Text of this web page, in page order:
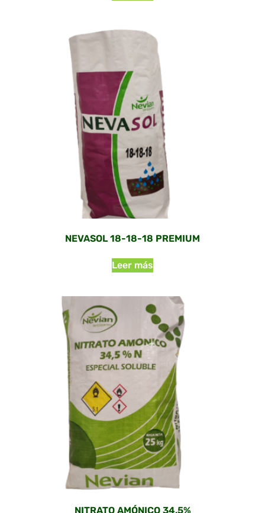
NEVASOL 18-18-18 PREMIUM
Leer más
NITRATO AMÓNICO 34.5%